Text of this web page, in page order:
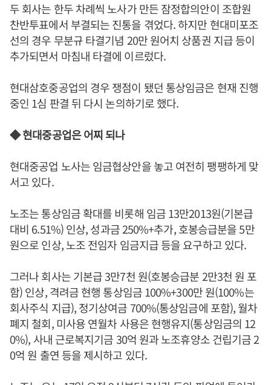
두 회사는 한두 차례씩 노사가 만든 잠정합의안이 조합원
찬반투표에서 부결되는 진통을 겪었다. 하지만 현대미포조
선의 경우 무분규 타결기념 20만 원어치 상품권 지급 등이
추가되면서 마침내 타결에 이르렀다.
현대삼호중공업의 경우 쟁점이 됐던 통상임금은 현재 진행
중인 1심 판결 뒤 다시 논의하기로 했다.
◆ 현대중공업은 어찌 되나
현대중공업 노사는 임금협상안을 놓고 여전히 팽팽하게 맞
서고 있다.
노조는 통상임금 확대를 비롯해 임금 13만2013원(기본급
대비 6.51%) 인상, 성과금 250%+추가, 호봉승급분을 5만
원으로 인상, 노조 전임자 임금지급 등을 요구하고 있다.
그러나 회사는 기본급 3만7천 원(호봉승급분 2만3천 원 포
함) 인상, 격려금 현행 통상임금 100%+300만 원(100%는
회사주식 지급), 정기상여금 700%(통상임금에 포함), 월차
폐지 철회, 미사용 연월차 사용은 현행유지(통상임금의 12
0%), 사내 근로복지기금 30억 원과 노조휴양소 건립기금 2
0억 원 출연 등을 제시하고 있다.